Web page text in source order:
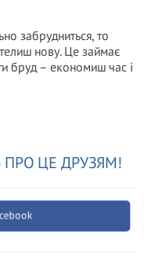
забрудниться, то
нову. Це займає
бруд – економиш час і
ПРО ЦЕ ДРУЗЯМ!